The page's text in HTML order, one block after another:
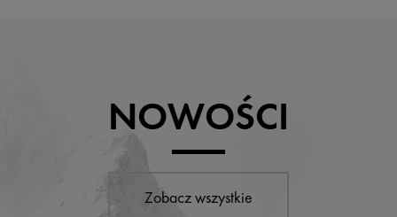
NOWOŚCI
Zobacz wszystkie